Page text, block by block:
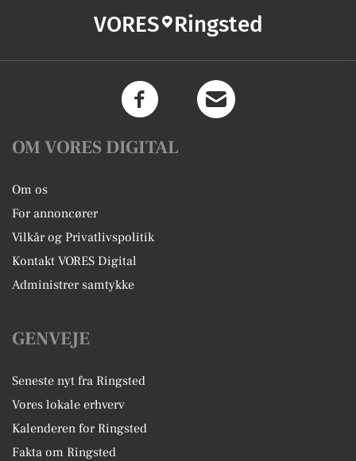
VORES Ringsted
OM VORES DIGITAL
Om os
For annoncører
Vilkår og Privatlivspolitik
Kontakt VORES Digital
Administrer samtykke
GENVEJE
Seneste nyt fra Ringsted
Vores lokale erhverv
Kalenderen for Ringsted
Fakta om Ringsted